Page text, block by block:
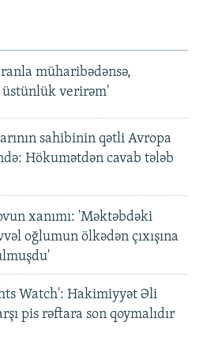
müharibədənsə,
üstünlük verirəm'
sahibinin qətli Avropa
Hökumətdən cavab tələb
xanımı: 'Məktəbdəki
oğlumun ölkədən çıxışına
Watch': Hakimiyyət Əli
pis rəftara son qoymalıdır